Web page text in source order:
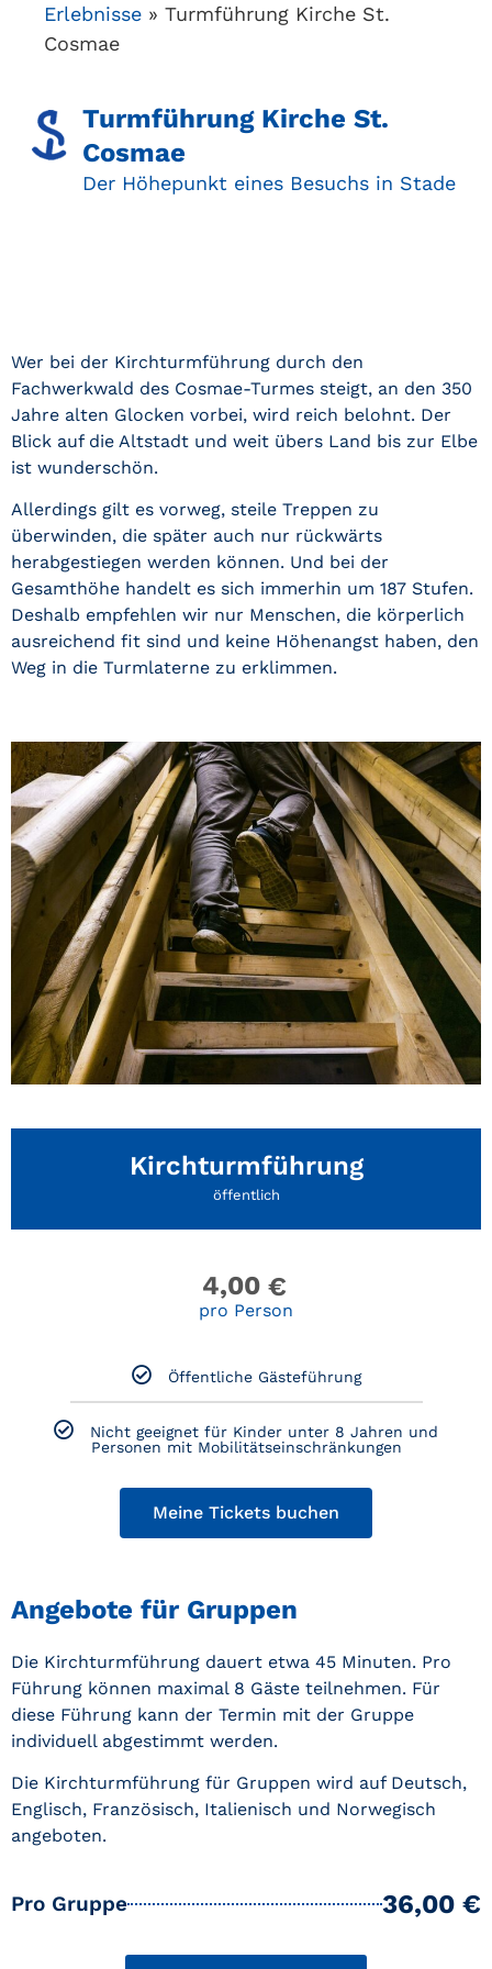
Erlebnisse » Turmführung Kirche St.
Cosmae
Turmführung Kirche St.
Cosmae​
Der Höhepunkt eines Besuchs in Stade​
Wer bei der Kirchturmführung durch den
Fachwerkwald des Cosmae-Turmes steigt, an den 350
Jahre alten Glocken vorbei, wird reich belohnt. Der
Blick auf die Altstadt und weit übers Land bis zur Elbe
ist wunderschön.
Allerdings gilt es vorweg, steile Treppen zu
überwinden, die später auch nur rückwärts
herabgestiegen werden können. Und bei der
Gesamthöhe handelt es sich immerhin um 187 Stufen.
Deshalb empfehlen wir nur Menschen, die körperlich
ausreichend fit sind und keine Höhenangst haben, den
Weg in die Turmlaterne zu erklimmen.
Kirchturmführung
öffentlich
4,00 €
pro Person
Öffentliche Gästeführung
Nicht geeignet für Kinder unter 8 Jahren und
Personen mit Mobilitätseinschränkungen
Meine Tickets buchen
Angebote für Gruppen
Die Kirchturmführung dauert etwa 45 Minuten. Pro
Führung können maximal 8 Gäste teilnehmen. Für
diese Führung kann der Termin mit der Gruppe
individuell abgestimmt werden.
Die Kirchturmführung für Gruppen wird auf Deutsch,
Englisch, Französisch, Italienisch und Norwegisch
angeboten.
Pro Gruppe 36,00 €